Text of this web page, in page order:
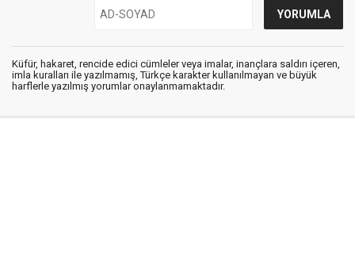
Küfür, hakaret, rencide edici cümleler veya imalar, inançlara saldırı içeren,
imla kuralları ile yazılmamış, Türkçe karakter kullanılmayan ve büyük
harflerle yazılmış yorumlar onaylanmamaktadır.